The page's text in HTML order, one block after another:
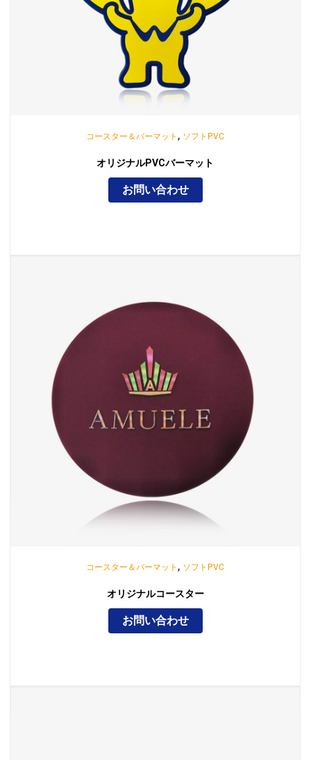
コースター＆バーマット , ソフトPVC
オリジナルPVCバーマット
お問い合わせ
コースター＆バーマット , ソフトPVC
オリジナルコースター
お問い合わせ